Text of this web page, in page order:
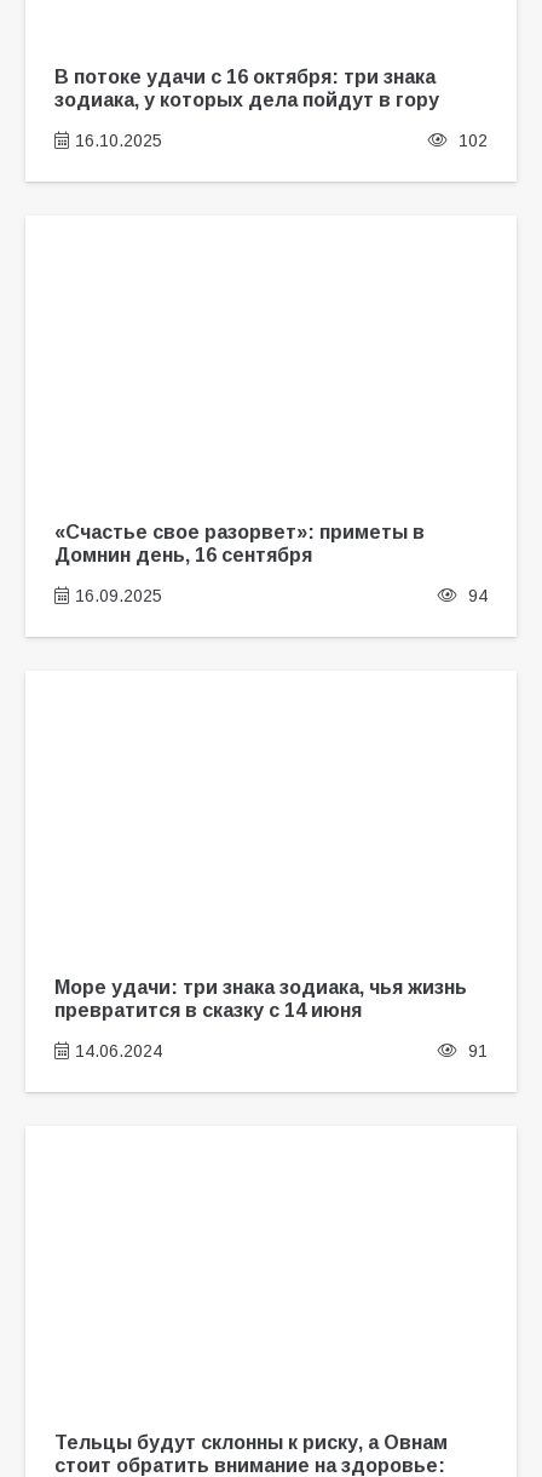
В потоке удачи с 16 октября: три знака
зодиака, у которых дела пойдут в гору
16.10.2025 102
«Счастье свое разорвет»: приметы в
Домнин день, 16 сентября
16.09.2025 94
Море удачи: три знака зодиака, чья жизнь
превратится в сказку с 14 июня
14.06.2024 91
Тельцы будут склонны к риску, а Овнам
стоит обратить внимание на здоровье: